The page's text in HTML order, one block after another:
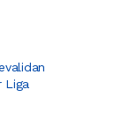
Liga